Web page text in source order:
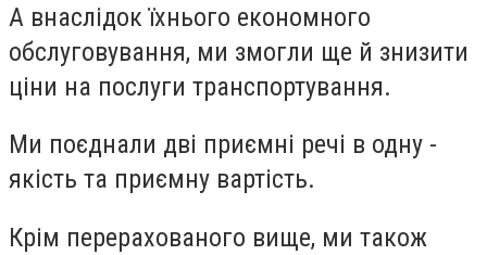
А внаслідок їхнього економного
обслуговування, ми змогли ще й знизити
ціни на послуги транспортування.
Ми поєднали дві приємні речі в одну -
якість та приємну вартість.
Крім перерахованого вище, ми також